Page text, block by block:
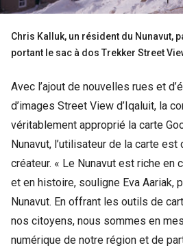
Chris Kalluk, un résident du Nunavut,
portant le sac à dos Trekker Street
Avec l’ajout de nouvelles rues et
d’images Street View d’Iqaluit, la
véritablement approprié la carte
Nunavut, l’utilisateur de la carte est
créateur. « Le Nunavut est riche en
et en histoire, souligne Eva Aariak,
Nunavut. En offrant les outils de
nos citoyens, nous sommes en
numérique de notre région et de